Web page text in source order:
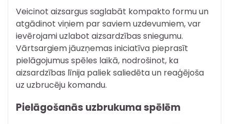
Veicinot aizsargus saglabāt kompakto formu un
atgādinot viņiem par saviem uzdevumiem, var
ievērojami uzlabot aizsardzības sniegumu.
Vārtsargiem jāuzņemas iniciatīva pieprasīt
pielāgojumus spēles laikā, nodrošinot, ka
aizsardzības līnija paliek saliedēta un reaģējoša
uz uzbrucēju komandu.
Pielāgošanās uzbrukuma spēlēm